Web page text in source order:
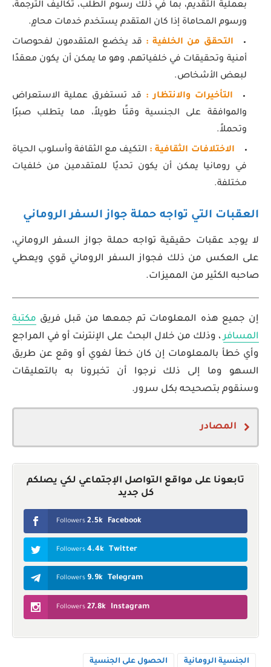
بعملية التقديم، بما في ذلك رسوم الطلب، تكاليف الترجمة،
ورسوم المحاماة إذا كان المتقدم يستخدم خدمات محامٍ.
التحقق من الخلفية : قد يخضع المتقدمون لفحوصات
أمنية وتحقيقات في خلفياتهم، وهو ما يمكن أن يكون معقدًا
لبعض الأشخاص.
التأخيرات والانتظار : قد تستغرق عملية الاستعراض
والموافقة على الجنسية وقتًا طويلاً، مما يتطلب صبرًا
وتحملاً.
الاختلافات الثقافية : التكيف مع الثقافة وأسلوب الحياة
في رومانيا يمكن أن يكون تحديًا للمتقدمين من خلفيات
مختلفة.
العقبات التي تواجه حملة جواز السفر الروماني
لا يوجد عقبات حقيقية تواجه حملة جواز السفر الروماني،
على العكس من ذلك فجواز السفر الروماني قوي ويعطي
صاحبه الكثير من المميزات.
إن جميع هذه المعلومات تم جمعها من قبل فريق مكتبة
المسافر، وذلك من خلال البحث على الإنترنت أو في المراجع
وأي خطأ بالمعلومات إن كان خطأ لغوي أو وقع عن طريق
السهو وما إلى ذلك نرجوا أن تخبرونا به بالتعليقات
وسنقوم بتصحيحه بكل سرور.
المصادر
Romania Residence and Citizenship by
تابعونا على مواقع التواصل الإجتماعي لكي يصلكم
كل جديد
Facebook
2.5k
Followers
Twitter
4.4k
Followers
Telegram
9.9k
Followers
Instagram
27.8k
Followers
الجنسية الرومانية الحصول على الجنسية